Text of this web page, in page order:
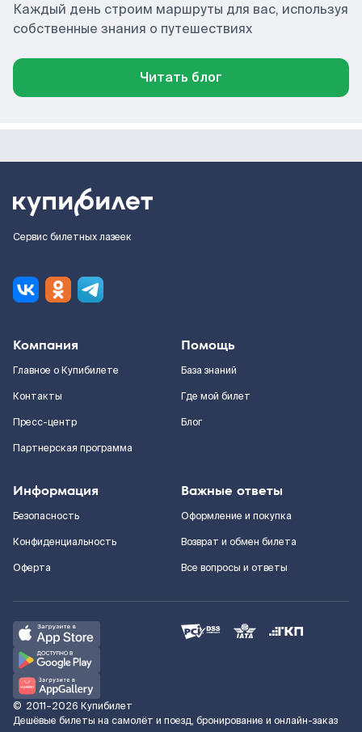
Каждый день строим маршруты для вас, используя
собственные знания о путешествиях
Читать блог
Сервис билетных лазеек
Компания
Главное о Купибилете
Контакты
Пресс-центр
Партнерская программа
Помощь
База знаний
Где мой билет
Блог
Информация
Безопасность
Конфиденциальность
Оферта
Важные ответы
Оформление и покупка
Возврат и обмен билета
Все вопросы и ответы
© 2011–2026 Купибилет
Дешёвые билеты на самолёт и поезд, бронирование и онлайн-заказ